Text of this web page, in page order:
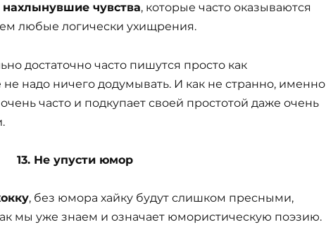
чувства, которые часто оказываются
любые логически ухищрения.
достаточно часто пишутся просто как
надо ничего додумывать. И как не странно, именно
часто и подкупает своей простотой даже очень
13. Не упусти юмор
, без юмора хайку будут слишком пресными,
мы уже знаем и означает юмористическую поэзию.